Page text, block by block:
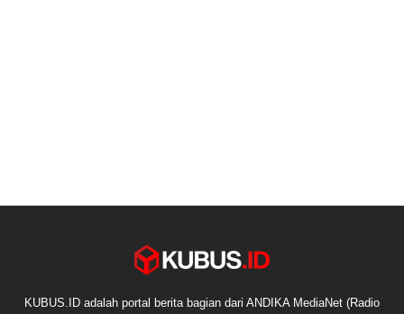
KUBUS.ID adalah portal berita bagian dari ANDIKA MediaNet (Radio